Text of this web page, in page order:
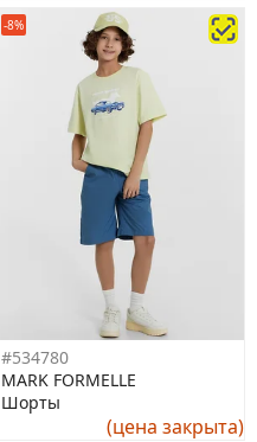
-8%
#534780
MARK FORMELLE
Шорты
(цена закрыта)